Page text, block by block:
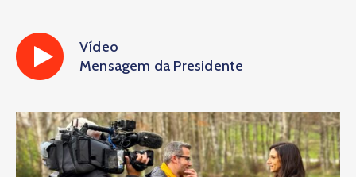
Vídeo
Mensagem da Presidente